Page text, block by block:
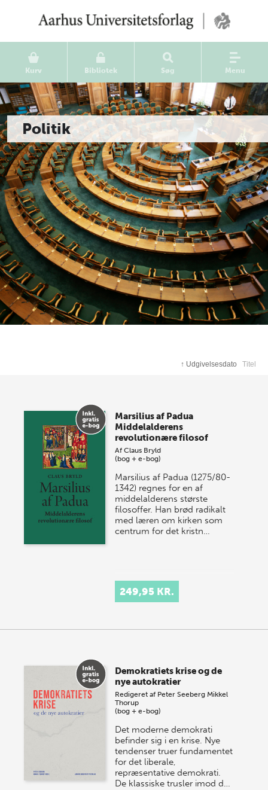
Kurv Bibliotek Søg Menu
Politik
↑ Udgivelsesdato Titel
Marsilius af Padua
Middelalderens
revolutionære filosof
AfClaus Bryld
(bog + e-bog)
Marsilius af Padua (1275/80-
1342) regnes for en af
middelalderens største
filosoffer. Han brød radikalt
med læren om kirken som
centrum for det kristn…
249,95 KR.
Demokratiets krise og de
nye autokratier
Redigeret af Peter Seeberg Mikkel
Thorup
(bog + e-bog)
Det moderne demokrati
befinder sig i en krise. Nye
tendenser truer fundamentet
for det liberale,
repræsentative demokrati.
De klassiske trusler imod d…